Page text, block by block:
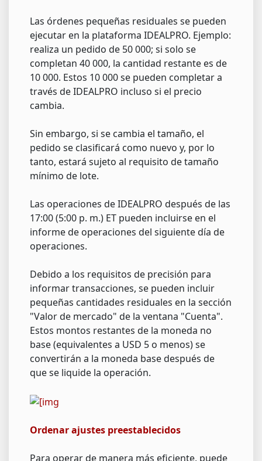
Las órdenes pequeñas residuales se pueden
ejecutar en la plataforma IDEALPRO. Ejemplo:
realiza un pedido de 50 000; si solo se
completan 40 000, la cantidad restante es de
10 000. Estos 10 000 se pueden completar a
través de IDEALPRO incluso si el precio
cambia.
Sin embargo, si se cambia el tamaño, el
pedido se clasificará como nuevo y, por lo
tanto, estará sujeto al requisito de tamaño
mínimo de lote.
Las operaciones de IDEALPRO después de las
17:00 (5:00 p. m.) ET pueden incluirse en el
informe de operaciones del siguiente día de
operaciones.
Debido a los requisitos de precisión para
informar transacciones, se pueden incluir
pequeñas cantidades residuales en la sección
"Valor de mercado" de la ventana "Cuenta".
Estos montos restantes de la moneda no
base (equivalentes a USD 5 o menos) se
convertirán a la moneda base después de
que se liquide la operación.
Ordenar ajustes preestablecidos
Para operar de manera más eficiente, puede